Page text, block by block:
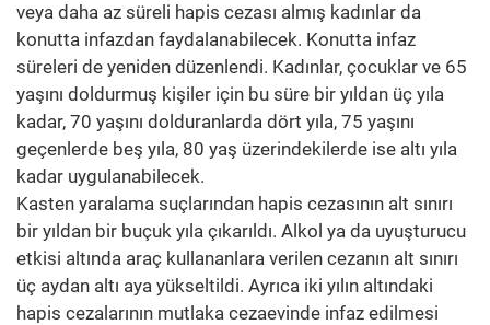
veya daha az süreli hapis cezası almış kadınlar da
konutta infazdan faydalanabilecek. Konutta infaz
süreleri de yeniden düzenlendi. Kadınlar, çocuklar ve 65
yaşını doldurmuş kişiler için bu süre bir yıldan üç yıla
kadar, 70 yaşını dolduranlarda dört yıla, 75 yaşını
geçenlerde beş yıla, 80 yaş üzerindekilerde ise altı yıla
kadar uygulanabilecek.
Kasten yaralama suçlarından hapis cezasının alt sınırı
bir yıldan bir buçuk yıla çıkarıldı. Alkol ya da uyuşturucu
etkisi altında araç kullananlara verilen cezanın alt sınırı
üç aydan altı aya yükseltildi. Ayrıca iki yılın altındaki
hapis cezalarının mutlaka cezaevinde infaz edilmesi